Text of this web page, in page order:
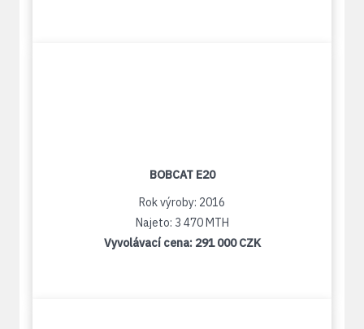
BOBCAT E20
Rok výroby: 2016
Najeto: 3 470 MTH
Vyvolávací cena: 291 000 CZK